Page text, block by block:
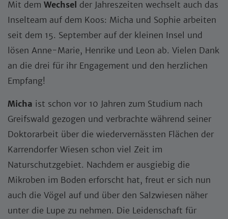
Mit dem Wechsel der Jahreszeiten wechselt auch das
Inselteam auf dem Koos: Micha und Sophie arbeiten
seit dem 15. September auf der kleinen Insel und
lösen Anne-Marie, Henrike und Leon ab. Vielen Dank
an die drei für ihr Engagement und den herzlichen
Empfang!
Micha ist schon vor 10 Jahren zum Studium nach
Greifswald gezogen und verbrachte während seiner
Doktorarbeit über die wiedervernässten Flächen der
Karrendorfer Wiesen schon viel Zeit im
Naturschutzgebiet. Nachdem er ausgiebig die
Mikroben im Boden erforscht hat, freut er sich nun
auch die Vögel auf und über den Salzwiesen näher
unter die Lupe zu nehmen. Die Leidenschaft für